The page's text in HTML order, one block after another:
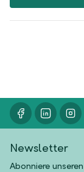
Newsletter
Abonniere